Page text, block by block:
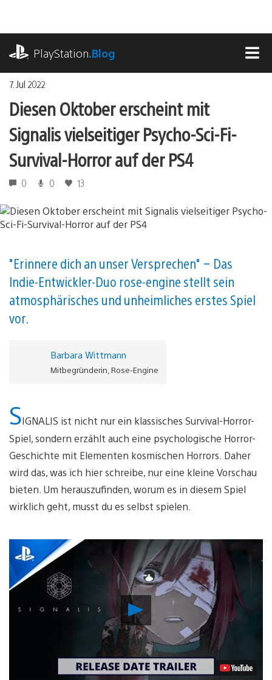
springen
PlayStation.Blog
7. Jul 2022
Diesen Oktober erscheint mit
Signalis vielseitiger Psycho-Sci-Fi-
Survival-Horror auf der PS4
0 0 13
"Erinnere dich an unser Versprechen" – Das
Indie-Entwickler-Duo rose-engine stellt sein
atmosphärisches und unheimliches erstes Spiel
vor.
Barbara Wittmann
Mitbegründerin, Rose-Engine
SIGNALIS ist nicht nur ein klassisches Survival-Horror-
Spiel, sondern erzählt auch eine psychologische Horror-
Geschichte mit Elementen kosmischen Horrors. Daher
wird das, was ich hier schreibe, nur eine kleine Vorschau
bieten. Um herauszufinden, worum es in diesem Spiel
wirklich geht, musst du es selbst spielen.
Video
abspielen